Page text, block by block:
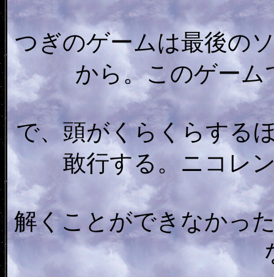
つぎのゲームは最後の
から。このゲーム
で、頭がくらくらする
敢行する。ニコレ
解くことができなかっ